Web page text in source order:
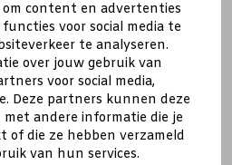
om content en advertenties
voor social media te
te analyseren.
over jouw gebruik van
voor social media,
Deze partners kunnen deze
met andere informatie die je
of die ze hebben verzameld
van hun services.